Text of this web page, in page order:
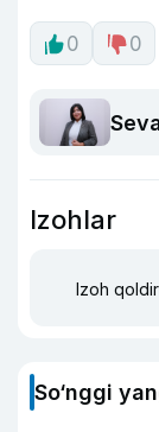
0 0
Izohlar
Izoh
So‘nggi